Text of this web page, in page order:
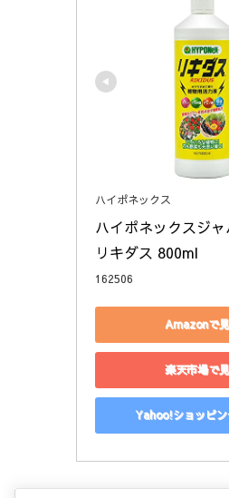
ハイポネックス
ハイポネックスジ
リキダス 800ml
162506
Amazonで
楽天市場で
Yahoo!ショッピ